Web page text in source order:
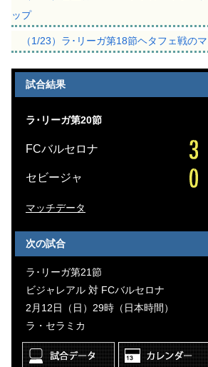
ップ
（1/23）ラ･リーガ第18節ヘタフェ戦の
試合結果
ラ･リーガ第20節
FCバルセロナ
セビージャ
マッチデータ
次の試合
ラ･リーガ第21節
ビジャレアル 対 FCバルセロナ
2月12日（日）29時（日本時間）
ラ・セラミカ